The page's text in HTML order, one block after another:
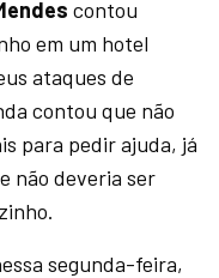
contou
em um hotel
ataques de
contou que não
para pedir ajuda, já
não deveria ser
segunda-feira,